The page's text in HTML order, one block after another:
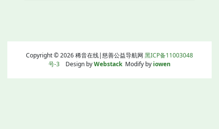
Copyright © 2026 稀音在线|慈善公益导航网 黑ICP备11003048
号-3 Design byWebstackModify by iowen